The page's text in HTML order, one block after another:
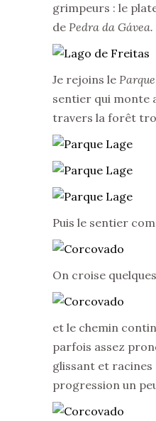
grimpeurs : le
de Pedra da Gávea.
Je rejoins le
sentier qui monte
travers la forêt
Puis le sentier
On croise
et le chemin
parfois assez
glissant et
progression un